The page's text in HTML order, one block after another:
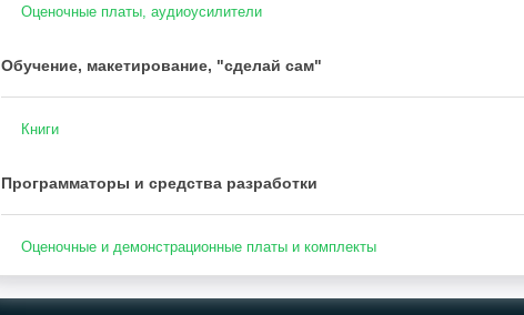
Оценочные платы, аудиоусилители
Обучение, макетирование, "сделай сам"
Книги
Программаторы и средства разработки
Оценочные и демонстрационные платы и комплекты